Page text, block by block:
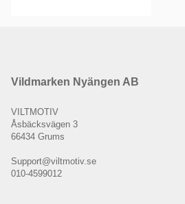
Vildmarken Nyängen AB
VILTMOTIV
Åsbäcksvägen 3
66434 Grums
Support@viltmotiv.se
010-4599012